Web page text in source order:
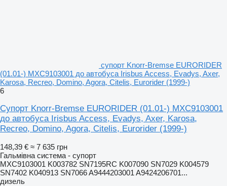
супорт Knorr-Bremse EURORIDER
(01.01-) MXC9103001 до автобуса Irisbus Access, Evadys, Axer,
Karosa, Recreo, Domino, Agora, Citelis, Eurorider (1999-)
6
Супорт Knorr-Bremse EURORIDER (01.01-) MXC9103001
до автобуса Irisbus Access, Evadys, Axer, Karosa,
Recreo, Domino, Agora, Citelis, Eurorider (1999-)
148,39 € ≈ 7 635 грн
Гальмівна система - супорт
MXC9103001 K003782 SN7195RC K007090 SN7029 K004579
SN7402 K040913 SN7066 A9444203001 A9424206701...
дизель